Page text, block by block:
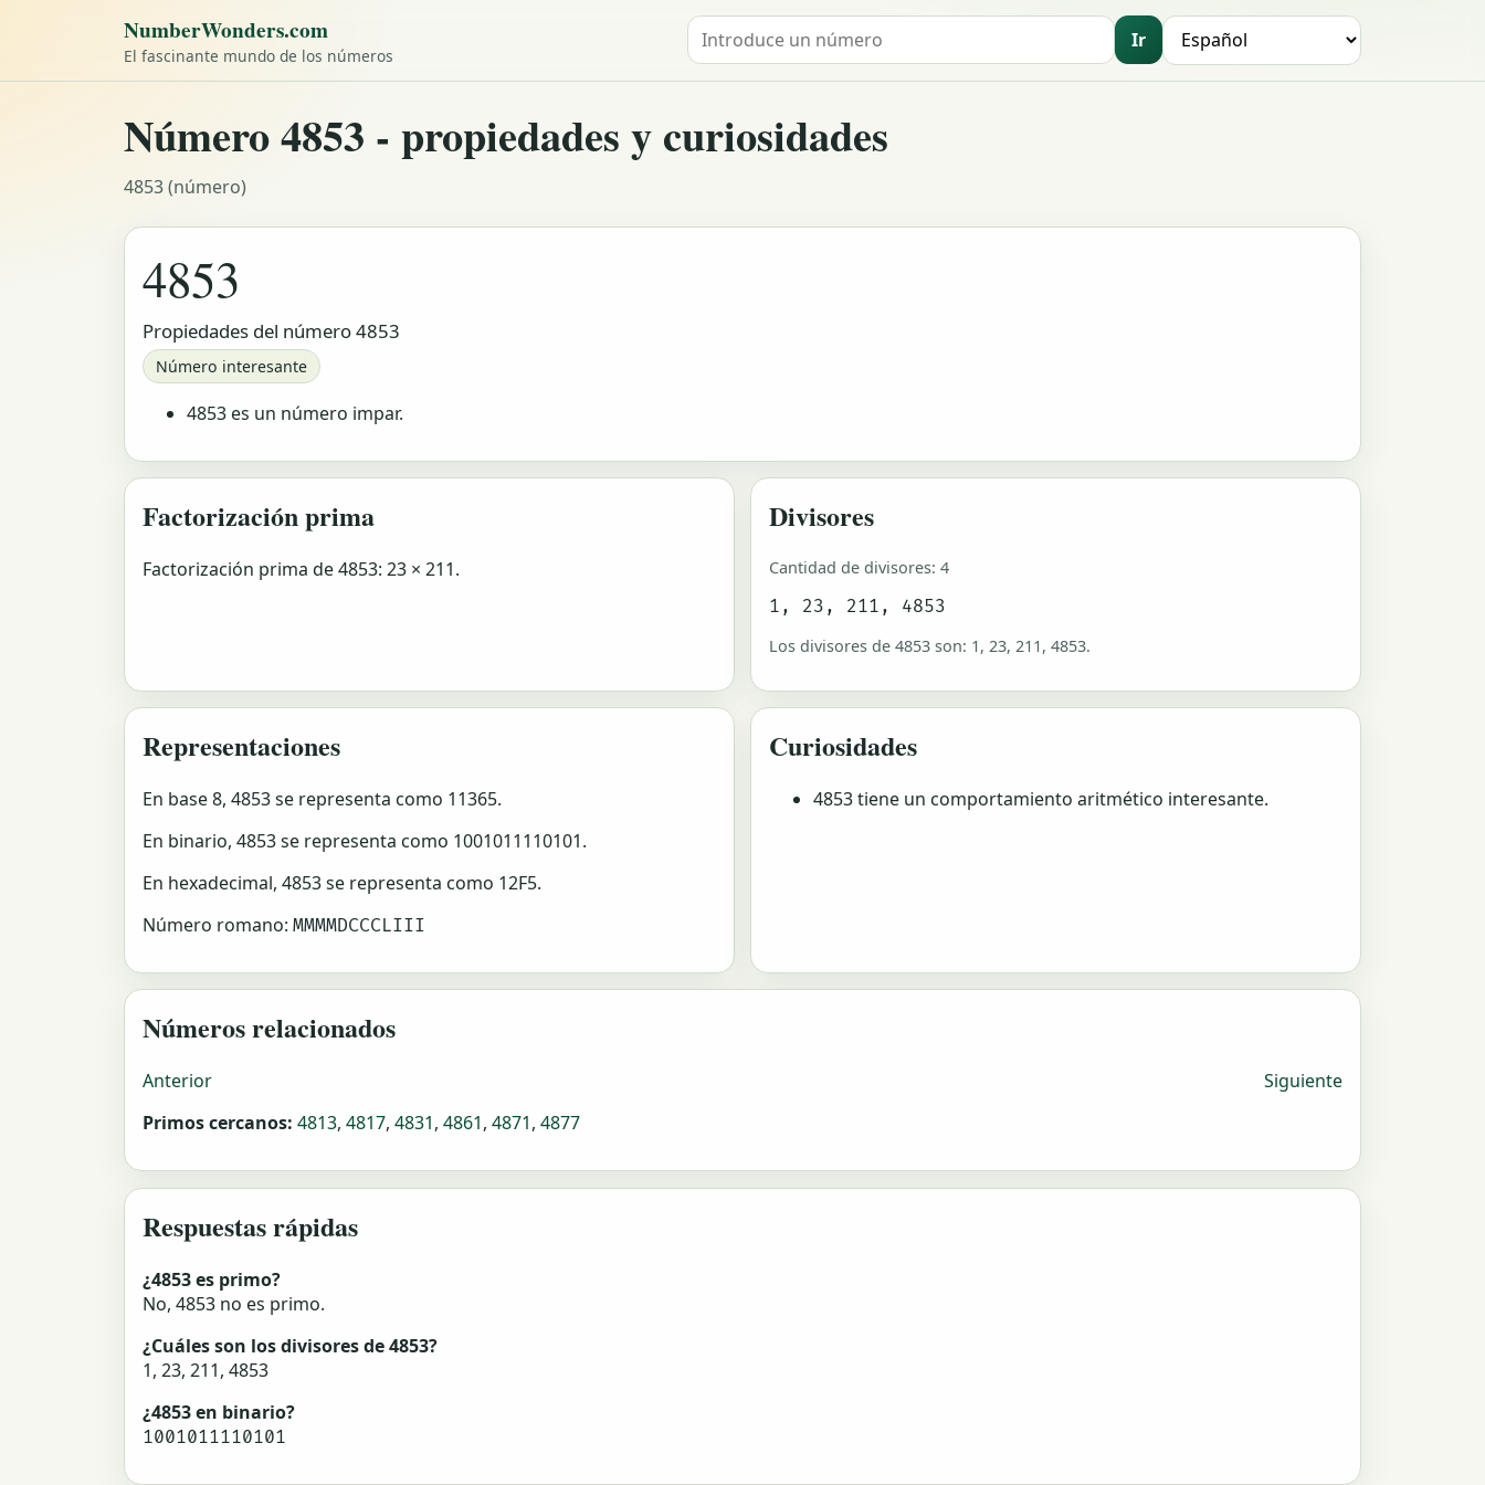
NumberWonders.com
El fascinante mundo de los números Buscar un número Ir Idioma
Número 4853 - propiedades y curiosidades
4853 (número)
4853
Propiedades del número 4853
Número interesante
4853 es un número impar.
Factorización prima
Factorización prima de 4853: 23 × 211.
Divisores
Cantidad de divisores: 4
1, 23, 211, 4853
Los divisores de 4853 son: 1, 23, 211, 4853.
Representaciones
En base 8, 4853 se representa como 11365.
En binario, 4853 se representa como 1001011110101.
En hexadecimal, 4853 se representa como 12F5.
Número romano: MMMMDCCCLIII
Curiosidades
4853 tiene un comportamiento aritmético interesante.
Números relacionados
Anterior
Siguiente
Primos cercanos: 4813, 4817, 4831, 4861, 4871, 4877
Respuestas rápidas
¿4853 es primo?
No, 4853 no es primo.
¿Cuáles son los divisores de 4853?
1, 23, 211, 4853
¿4853 en binario?
1001011110101